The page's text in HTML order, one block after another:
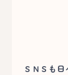
ＳＮＳも